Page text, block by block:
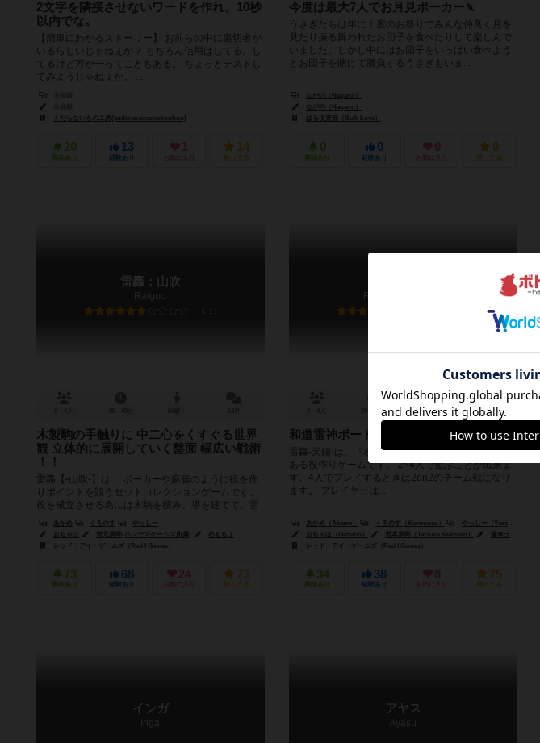
2文字を隣接させないワードを作れ。10秒
以内でな。
【簡単にわかるストーリー】 お前らの中に裏切者が
いるらしいじゃねぇか？ もちろん信用はしてる。し
てるけど万が一ってこともある。 ちょっとテストし
てみようじゃねぇか。 ...
くだらないもの工房(kudaranaimonokoubou)
20
興味あり
13
経験あり
1
お気に入り
14
持ってる
今度は最大7人でお月見ポーカー🍡
うさぎたちは年に１度のお祭りでみんな仲良く月を
見たり振る舞われたお団子を食べたりして楽しんで
いました。しかし中にはお団子をいっぱい食べよう
とお団子を賭けて勝負するうさぎもいま...
ながの（Nagano）
ながの（Nagano）
ばる倶楽部（Bulk Love）
0
興味あり
0
経験あり
0
お気に入り
0
持ってる
雷轟：山吹
Raigou
6.1
木製駒の手触りに 中二心をくすぐる世界
観 立体的に展開していく盤面 幅広い戦術
！！
雷轟【-山吹-】は… ポーカーや麻雀のように役を作
りポイントを競うセットコレクションゲームです。
役を成立させる為には木駒を積み、塔を建てて、雷
の術で解放しなければいけま...
あかめ くろのす
やっしー
おちゃほ
岩元辰郎(ハレヤマゲームズ所属)
めもちょ
レッド・アイ・ゲームズ（Red I Games）
73
興味あり
68
経験あり
24
お気に入り
73
持ってる
RAIGO -TENSHO-
20～40分 7歳～ 2件
和道雷神ボードゲーム
雷轟-天鐘-は、『攻撃』『防御』『構築』の要素が
ある役作りゲームです。 2~4人で遊ぶことが出来ま
す。4人でプレイするときは2on2のチーム戦になり
ます。 プレイヤーは...
あかめ（Akame） くろのす（Kurunosu）
やっしー（Yassy）
おちゃほ（Ochaho）
岩本辰郎（Tatsuro Iwamoto）
歯車ラプト（Raputo Haguruma）
レッド・アイ・ゲームズ（Red I Games）
34
興味あり
38
経験あり
8
お気に入り
75
持ってる
インガ
Inga
アヤス
Ayasu